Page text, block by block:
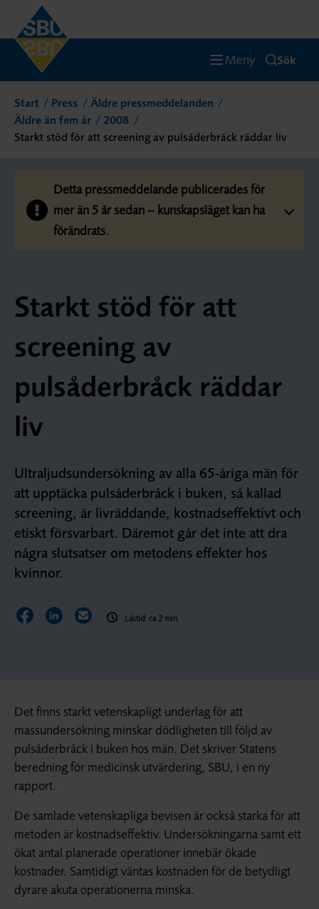
Meny Sök
Start Press
Äldre pressmeddelanden
Äldre än fem år
2008
Starkt stöd för att screening av pulsåderbråck räddar liv
Detta pressmeddelande publicerades för
mer än 5 år sedan – kunskapsläget kan ha
förändrats.
Starkt stöd för att
screening av
pulsåderbråck räddar
liv
Ultraljudsundersökning av alla 65-åriga män för
att upptäcka pulsåderbråck i buken, så kallad
screening, är livräddande, kostnadseffektivt och
etiskt försvarbart. Däremot går det inte att dra
några slutsatser om metodens effekter hos
kvinnor.
Dela sidan på Facebook
Dela sidan på LinkedIn
Dela sidan via E-post
Lästid: ca 2 min
Det finns starkt vetenskapligt underlag för att
massundersökning minskar dödligheten till följd av
pulsåderbråck i buken hos män. Det skriver Statens
beredning för medicinsk utvärdering, SBU, i en ny
rapport.
De samlade vetenskapliga bevisen är också starka för att
metoden är kostnadseffektiv. Undersökningarna samt ett
ökat antal planerade operationer innebär ökade
kostnader. Samtidigt väntas kostnaden för de betydligt
dyrare akuta operationerna minska.